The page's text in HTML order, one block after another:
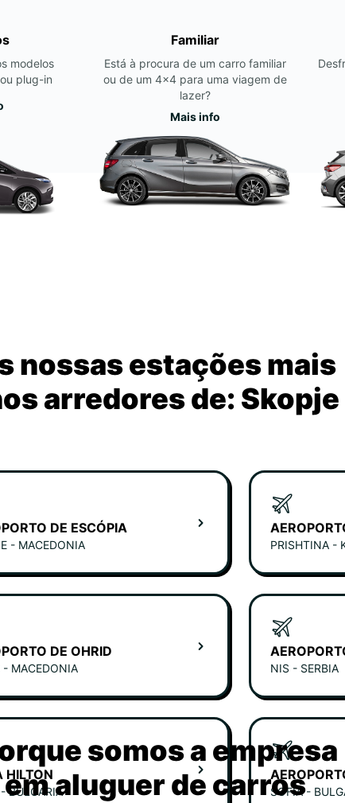
modelos
plug-in
Familiar
Está à procura de um carro familiar
ou de um 4x4 para uma viagem de
lazer?
Mais info
nossas estações mais
arredores de: Skopje
DE ESCÓPIA
- MACEDONIA PRISHTINA -
DE OHRID
- MACEDONIA NIS - SERBIA
HILTON
BULGARIA SOFIA -
somos a empresa
em aluguer de carros